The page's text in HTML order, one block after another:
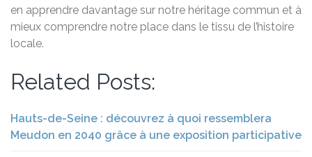
en apprendre davantage sur notre héritage commun et à
mieux comprendre notre place dans le tissu de l’histoire
locale.
Related Posts:
Hauts-de-Seine : découvrez à quoi ressemblera
Meudon en 2040 grâce à une exposition participative